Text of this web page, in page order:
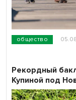
общество
Рекордный
Купиной под